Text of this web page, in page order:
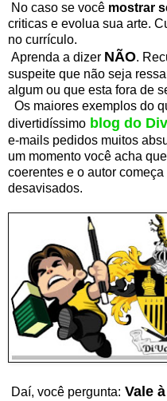
No caso se você mostrar
criticas e evolua sua arte.
no currículo.
Aprenda a dizer NÃO.
suspeite que não seja
algum ou que esta fora de
Os maiores exemplos do
divertidíssimo blog do
e-mails pedidos muitos
um momento você acha
coerentes e o autor começa
desavisados.
Daí, você pergunta: Vale